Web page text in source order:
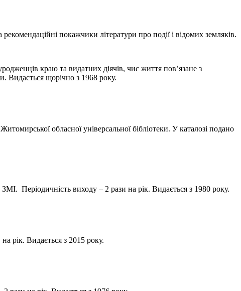
покажчики літератури про події і відомих земляків.
краю та видатних діячів, чиє життя пов’язане з
Видається щорічно з 1968 року.
обласної універсальної бібліотеки. У каталозі подано
Періодичність виходу – 2 рази на рік. Видається з 1980 року.
рік. Видається з 2015 року.